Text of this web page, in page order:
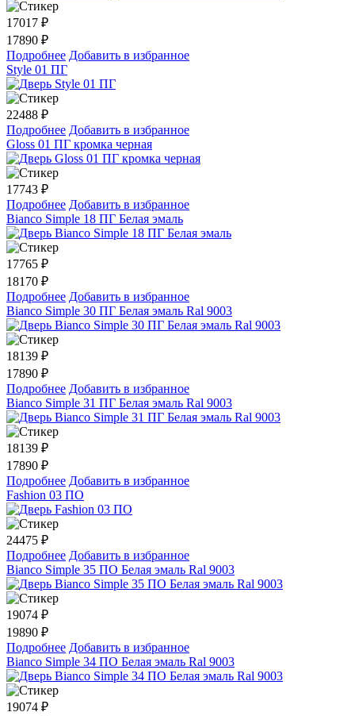
17017 ₽
17890 ₽
Подробнее Добавить в избранное
Style 01 ПГ
22488 ₽
Подробнее Добавить в избранное
Gloss 01 ПГ кромка черная
17743 ₽
Подробнее Добавить в избранное
Bianco Simple 18 ПГ Белая эмаль
17765 ₽
18170 ₽
Подробнее Добавить в избранное
Bianco Simple 30 ПГ Белая эмаль Ral 9003
18139 ₽
17890 ₽
Подробнее Добавить в избранное
Bianco Simple 31 ПГ Белая эмаль Ral 9003
18139 ₽
17890 ₽
Подробнее Добавить в избранное
Fashion 03 ПО
24475 ₽
Подробнее Добавить в избранное
Bianco Simple 35 ПО Белая эмаль Ral 9003
19074 ₽
19890 ₽
Подробнее Добавить в избранное
Bianco Simple 34 ПО Белая эмаль Ral 9003
19074 ₽